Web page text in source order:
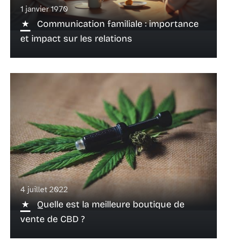
1 janvier 1970
Communication familiale : importance
et impact sur les relations
4 juillet 2022
Quelle est la meilleure boutique de
vente de CBD ?